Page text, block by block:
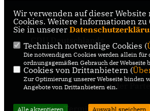
CDU NRW
RSS der Neuigkeiten der
RSS der Neuigkeiten der Partei
RSS der Termine
Wir verwenden auf dieser Website
Cookies. Weitere Informationen zu
Sie in unserer
Technisch notwendige Cookies (
Die notwendigen Cookies werden allein für
ordnungsgemäßen Gebrauch der Webseite
Cookies von Drittanbietern (
Zur Optimierung unserer Webseite binden
Angebote von Drittanbietern ein.
Alle akzeptieren Auswahl speichern